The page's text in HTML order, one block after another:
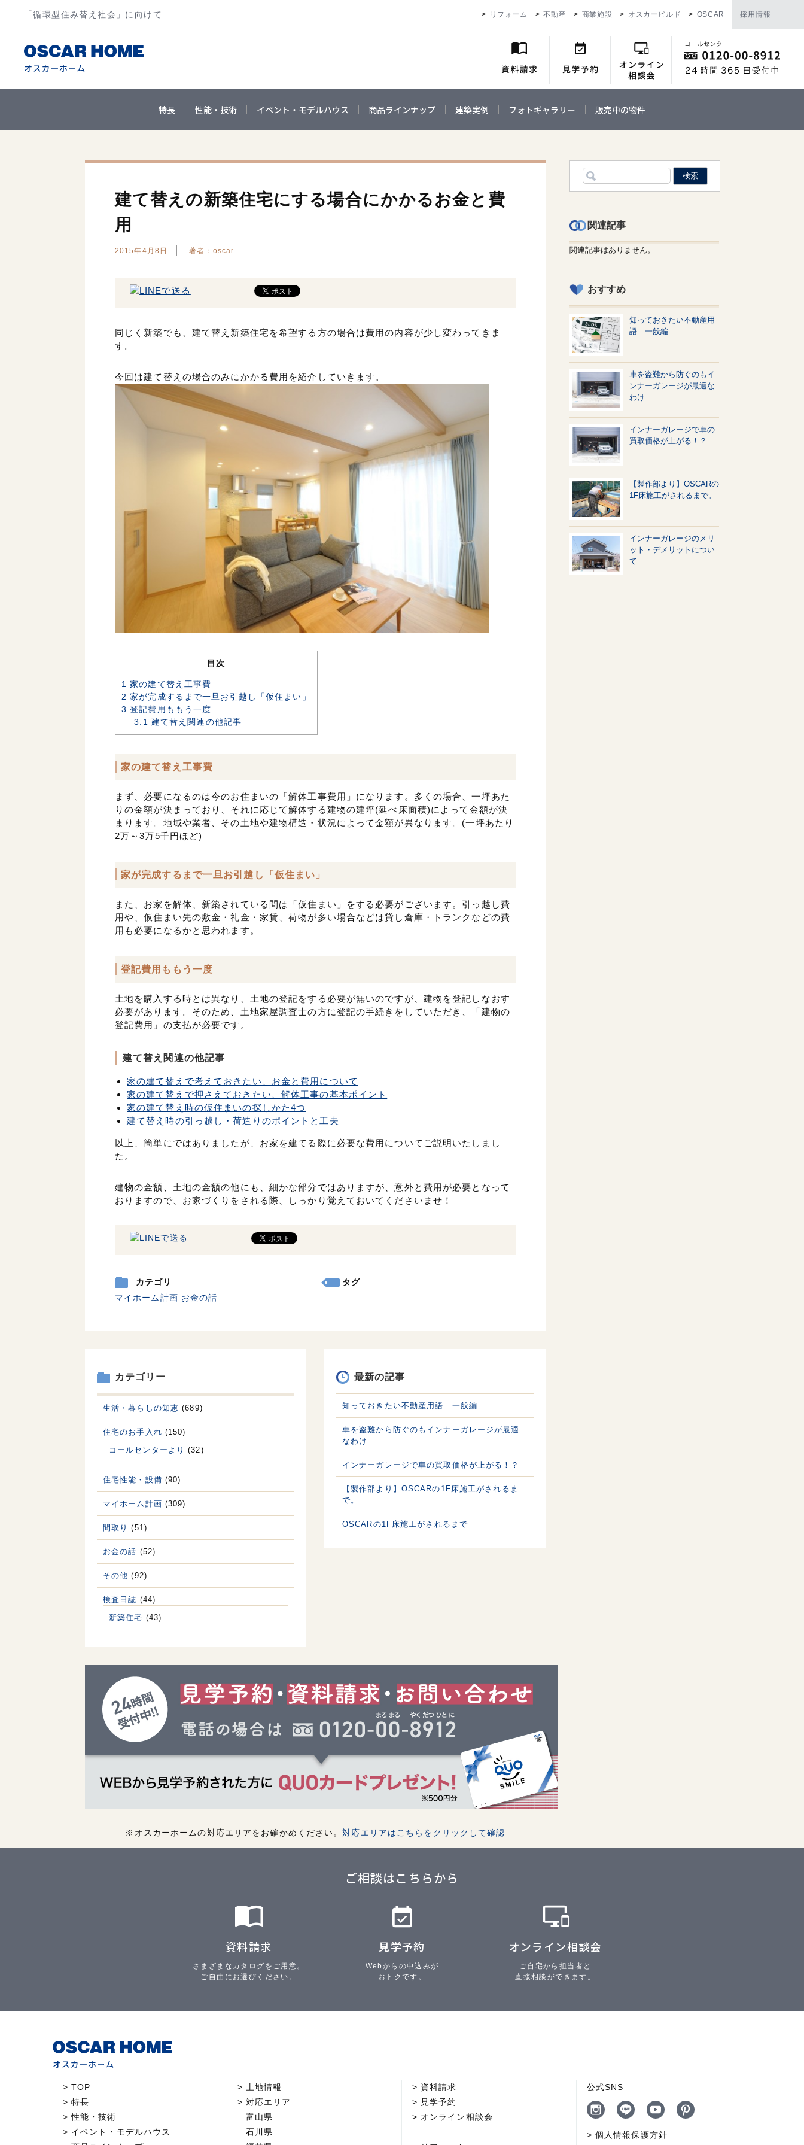
「循環型住み替え社会」に向けて リフォーム 不動産 商業施設 オスカービルド OSCAR 採用情報
特長 性能・技術 イベント・モデルハウス 商品ラインナップ 建築実例 フォトギャラリー 販売中の物件
建て替えの新築住宅にする場合にかかるお金と費
用
2015年4月8日 著者：oscar
同じく新築でも、建て替え新築住宅を希望する方の場合は費用の内容が少し変わってきま
す。
今回は建て替えの場合のみにかかる費用を紹介していきます。
目次
1 家の建て替え工事費
2 家が完成するまで一旦お引越し「仮住まい」
3 登記費用ももう一度
3.1 建て替え関連の他記事
家の建て替え工事費
まず、必要になるのは今のお住まいの「解体工事費用」になります。多くの場合、一坪あた
りの金額が決まっており、それに応じて解体する建物の建坪(延べ床面積)によって金額が決
まります。地域や業者、その土地や建物構造・状況によって金額が異なります。(一坪あたり
2万～3万5千円ほど)
家が完成するまで一旦お引越し「仮住まい」
また、お家を解体、新築されている間は「仮住まい」をする必要がございます。引っ越し費
用や、仮住まい先の敷金・礼金・家賃、荷物が多い場合などは貸し倉庫・トランクなどの費
用も必要になるかと思われます。
登記費用ももう一度
土地を購入する時とは異なり、土地の登記をする必要が無いのですが、建物を登記しなおす
必要があります。そのため、土地家屋調査士の方に登記の手続きをしていただき、「建物の
登記費用」の支払が必要です。
建て替え関連の他記事
家の建て替えで考えておきたい、お金と費用について
家の建て替えで押さえておきたい、解体工事の基本ポイント
家の建て替え時の仮住まいの探しかた4つ
建て替え時の引っ越し・荷造りのポイントと工夫
以上、簡単にではありましたが、お家を建てる際に必要な費用についてご説明いたしまし
た。
建物の金額、土地の金額の他にも、細かな部分ではありますが、意外と費用が必要となって
おりますので、お家づくりをされる際、しっかり覚えておいてくださいませ！
カテゴリ
マイホーム計画 お金の話
タグ
最新の記事
知っておきたい不動産用語—一般編
車を盗難から防ぐのもインナーガレージが最適
なわけ
インナーガレージで車の買取価格が上がる！？
【製作部より】OSCARの1F床施工がされるま
で。
OSCARの1F床施工がされるまで
カテゴリー
生活・暮らしの知恵 (689)
住宅のお手入れ (150)
コールセンターより (32)
住宅性能・設備 (90)
マイホーム計画 (309)
間取り (51)
お金の話 (52)
その他 (92)
検査日誌 (44)
新築住宅 (43)
※オスカーホームの対応エリアをお確かめください。対応エリアはこちらをクリックして確認
関連記事
関連記事はありません。
おすすめ
知っておきたい不動産用
語—一般編
車を盗難から防ぐのもイ
ンナーガレージが最適な
わけ
インナーガレージで車の
買取価格が上がる！？
【製作部より】OSCARの
1F床施工がされるまで。
インナーガレージのメリ
ット・デメリットについ
て
ご相談はこちらから
資料請求
さまざまなカタログをご用意。
ご自由にお選びください。
見学予約
Webからの申込みが
おトクです。
オンライン相談会
ご自宅から担当者と
直接相談ができます。
TOP
特長
性能・技術
イベント・モデルハウス
土地情報
対応エリア
富山県
石川県
資料請求
見学予約
オンライン相談会
公式SNS
個人情報保護方針